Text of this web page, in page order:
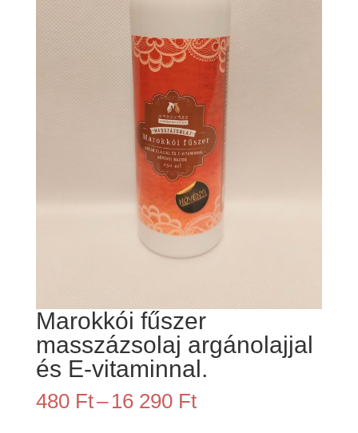
Marokkói fűszer
masszázsolaj argánolajjal
és E-vitaminnal.
480 Ft– 16 290 FtÁrtartomány: